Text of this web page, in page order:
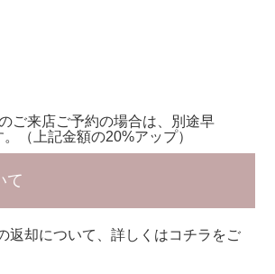
ご来店ご予約の場合は、別途早
（上記金額の20%アップ）
て
返却について、詳しくはコチラ をご